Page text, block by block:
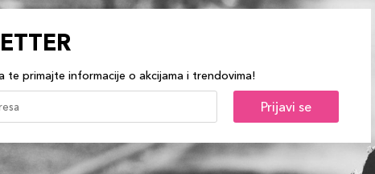
te primajte informacije o akcijama i trendovima!
Prijavi se